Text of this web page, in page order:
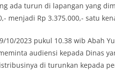
ada turun di lapangan yang
menjadi Rp 3.375.000,- satu
10/2023 pukul 10.38 wib Abah
audiensi kepada Dinas
di turunkan kepada